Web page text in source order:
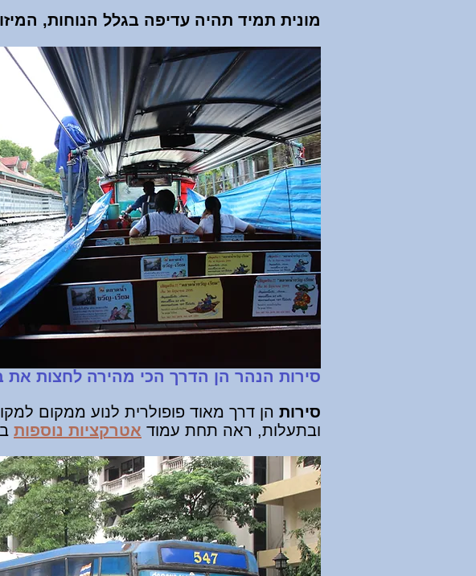
מונית תמיד תהיה עדיפה בגלל הנוחות,
סירות הנהר הן הדרך הכי מהירה לחצות
סירות הן דרך מאוד פופולרית לנוע ממקום
ובתעלות, ראה תחת עמוד אטרקציות נוספות